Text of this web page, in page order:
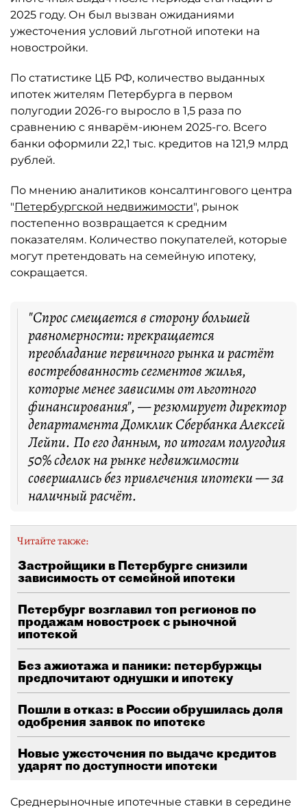
2025 году. Он был вызван ожиданиями
ужесточения условий льготной ипотеки на
новостройки.
По статистике ЦБ РФ, количество выданных
ипотек жителям Петербурга в первом
полугодии 2026-го выросло в 1,5 раза по
сравнению с январём-июнем 2025-го. Всего
банки оформили 22,1 тыс. кредитов на 121,9 млрд
рублей.
По мнению аналитиков консалтингового центра
"Петербургской недвижимости", рынок
постепенно возвращается к средним
показателям. Количество покупателей, которые
могут претендовать на семейную ипотеку,
сокращается.
"Спрос смещается в сторону большей
равномерности: прекращается
преобладание первичного рынка и растёт
востребованность сегментов жилья,
которые менее зависимы от льготного
финансирования", — резюмирует директор
департамента Домклик Сбербанка Алексей
Лейпи. По его данным, по итогам полугодия
50% сделок на рынке недвижимости
совершались без привлечения ипотеки — за
наличный расчёт.
Читайте также:
Застройщики в Петербурге снизили
зависимость от семейной ипотеки
Петербург возглавил топ регионов по
продажам новостроек с рыночной
ипотекой
Без ажиотажа и паники: петербуржцы
предпочитают однушки и ипотеку
Пошли в отказ: в России обрушилась доля
одобрения заявок по ипотеке
Новые ужесточения по выдаче кредитов
ударят по доступности ипотеки
Среднерыночные ипотечные ставки в середине